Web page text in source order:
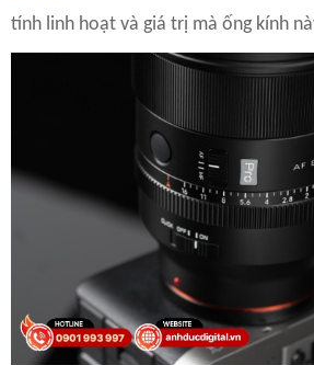
tính linh hoạt và giá trị mà ống kính